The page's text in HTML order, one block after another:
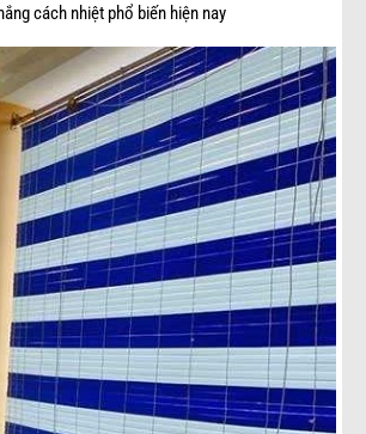
cách nhiệt phổ biến hiện nay